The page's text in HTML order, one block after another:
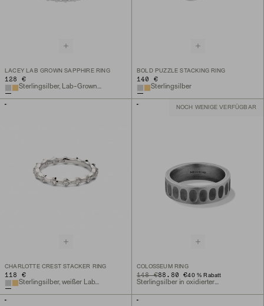
LACEY LAB GROWN SAPPHIRE RING
128 €
Sterlingsilber, Lab-Grown Saphir
BOLD PUZZLE STACKING RING
140 €
Sterlingsilber
CHARLOTTE CREST STACKER RING
118 €
NOCH WENIGE VERFÜGBAR
COLOSSEUM RING
ORIGINAL PRICE
148 €
SALE PRICE88.80 €40 % Rabatt